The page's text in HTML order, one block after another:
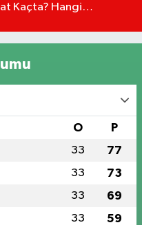
Kaçta? Hangi
O P
33 77
33 73
33 69
33 59